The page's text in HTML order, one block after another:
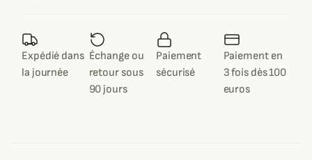
Expédié dans
la journée
Échange ou
retour sous
90 jours
Paiement
sécurisé
Paiement en
3 fois dès 100
euros